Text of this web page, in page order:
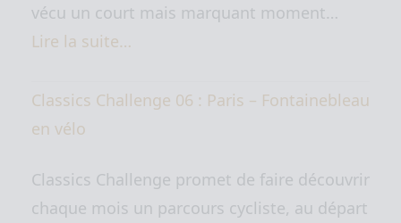
vécu un court mais marquant moment…
Lire la suite…
Classics Challenge 06 : Paris – Fontainebleau
en vélo
Classics Challenge promet de faire découvrir
chaque mois un parcours cycliste, au départ